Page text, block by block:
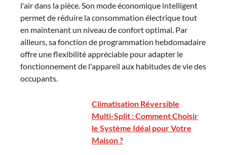
l'air dans la pièce. Son mode économique intelligent
permet de réduire la consommation électrique tout
en maintenant un niveau de confort optimal. Par
ailleurs, sa fonction de programmation hebdomadaire
offre une flexibilité appréciable pour adapter le
fonctionnement de l'appareil aux habitudes de vie des
occupants.
Climatisation Réversible
Multi-Split : Comment Choisir
le Système Idéal pour Votre
Maison ?